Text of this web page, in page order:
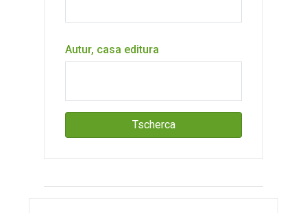
Autur, casa editura
Tscherca